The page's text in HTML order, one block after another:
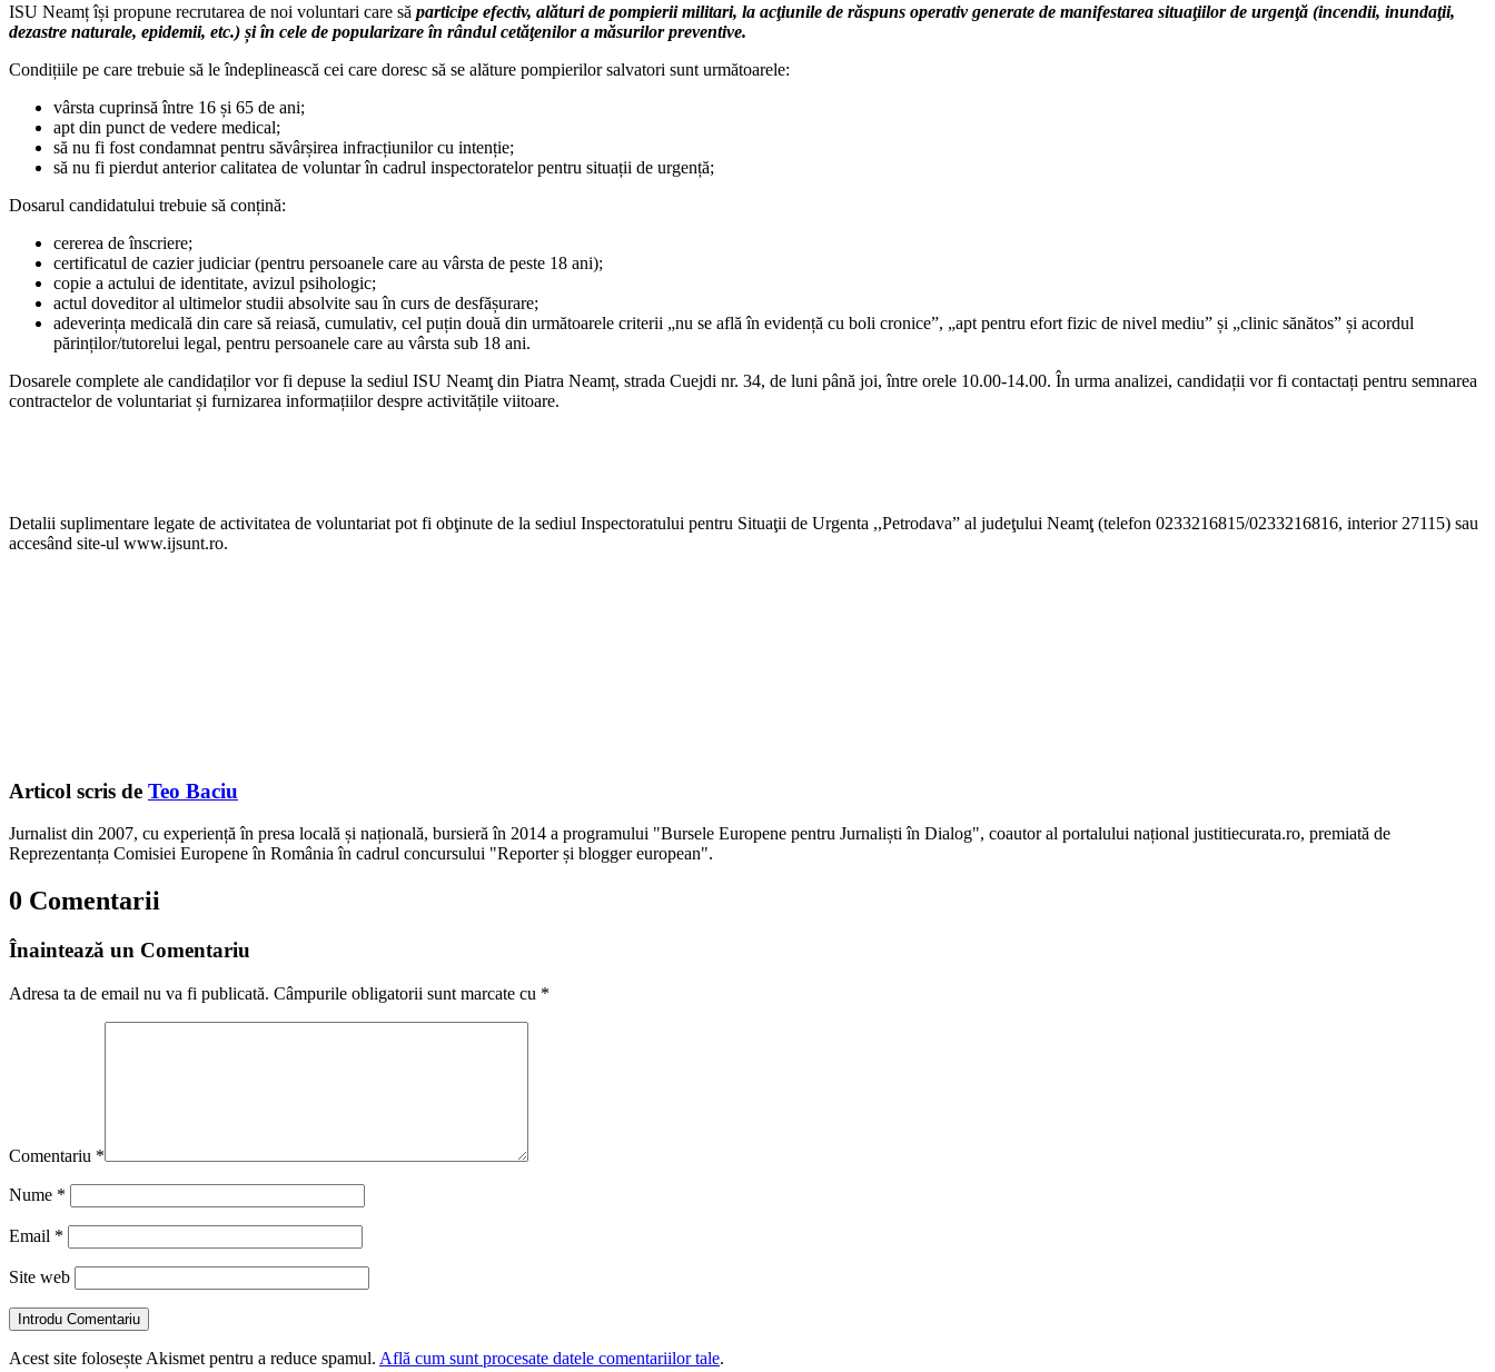
ISU Neamț își propune recrutarea de noi voluntari care să participe efectiv, alături de pompierii militari, la acţiunile de răspuns operativ generate de manifestarea situaţiilor de urgenţă (incendii, inundaţii,
dezastre naturale, epidemii, etc.) și în cele de popularizare în rândul cetăţenilor a măsurilor preventive.
Condițiile pe care trebuie să le îndeplinească cei care doresc să se alăture pompierilor salvatori sunt următoarele:
vârsta cuprinsă între 16 și 65 de ani;
apt din punct de vedere medical;
să nu fi fost condamnat pentru săvârșirea infracțiunilor cu intenție;
să nu fi pierdut anterior calitatea de voluntar în cadrul inspectoratelor pentru situații de urgență;
Dosarul candidatului trebuie să conțină:
cererea de înscriere;
certificatul de cazier judiciar (pentru persoanele care au vârsta de peste 18 ani);
copie a actului de identitate, avizul psihologic;
actul doveditor al ultimelor studii absolvite sau în curs de desfășurare;
adeverința medicală din care să reiasă, cumulativ, cel puțin două din următoarele criterii „nu se află în evidență cu boli cronice”, „apt pentru efort fizic de nivel mediu” și „clinic sănătos” și acordul
părinților/tutorelui legal, pentru persoanele care au vârsta sub 18 ani.
Dosarele complete ale candidaților vor fi depuse la sediul ISU Neamţ din Piatra Neamț, strada Cuejdi nr. 34, de luni până joi, între orele 10.00-14.00. În urma analizei, candidații vor fi contactați pentru semnarea
contractelor de voluntariat și furnizarea informațiilor despre activitățile viitoare.
Detalii suplimentare legate de activitatea de voluntariat pot fi obţinute de la sediul Inspectoratului pentru Situaţii de Urgenta ,,Petrodava” al judeţului Neamţ (telefon 0233216815/0233216816, interior 27115) sau
accesând site-ul www.ijsunt.ro.
Articol scris de Teo Baciu
Jurnalist din 2007, cu experiență în presa locală și națională, bursieră în 2014 a programului "Bursele Europene pentru Jurnaliști în Dialog", coautor al portalului național justitiecurata.ro, premiată de
Reprezentanța Comisiei Europene în România în cadrul concursului "Reporter și blogger european".
0 Comentarii
Înaintează un Comentariu
Adresa ta de email nu va fi publicată. Câmpurile obligatorii sunt marcate cu *
Comentariu *
Nume *
Email *
Site web
Introdu Comentariu
Acest site folosește Akismet pentru a reduce spamul. Află cum sunt procesate datele comentariilor tale.